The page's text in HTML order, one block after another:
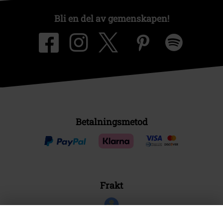
Bli en del av gemenskapen!
Betalningsmetod
Frakt